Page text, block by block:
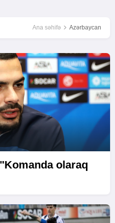
Ana səhifə Azərbaycan
olaraq